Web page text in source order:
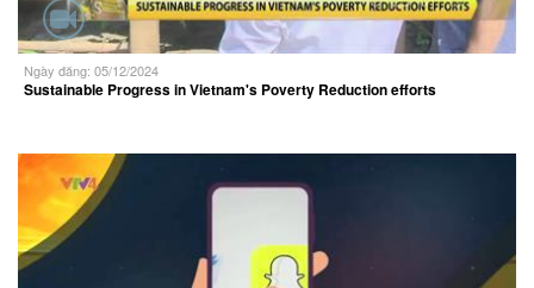
Ngày đăng: 05/12/2024
Sustainable Progress in Vietnam's Poverty Reduction efforts